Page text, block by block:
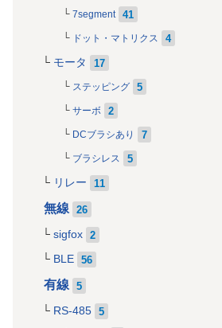
7segment 41
ドット・マトリクス 4
モータ 17
ステッピング 5
サーボ 2
DCブラシあり 7
ブラシレス 5
リレー 11
無線 26
sigfox 2
BLE 56
有線 5
RS-485 5